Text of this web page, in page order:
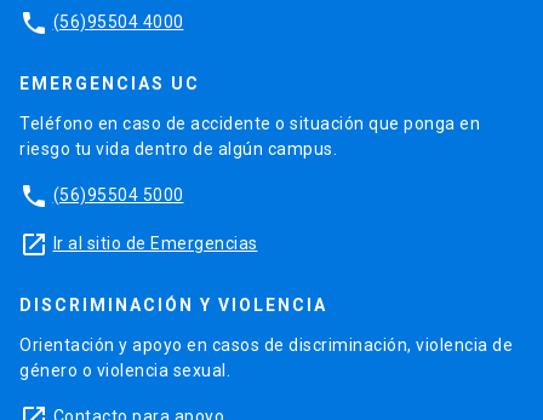
phone (56)95504 4000
EMERGENCIAS UC
Teléfono en caso de accidente o situación que ponga en
riesgo tu vida dentro de algún campus.
phone (56)95504 5000
launch Ir al sitio de Emergencias
DISCRIMINACIÓN Y VIOLENCIA
Orientación y apoyo en casos de discriminación, violencia de
género o violencia sexual.